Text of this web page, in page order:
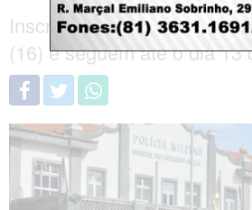
Inscrições começaram
(16) e seguem até o dia 13